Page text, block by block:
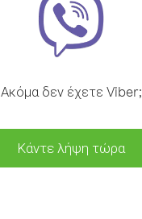
Ακόμα δεν έχετε Viber;
Κάντε λήψη τώρα